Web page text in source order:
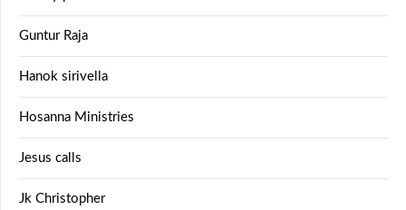
Guntur Raja
Hanok sirivella
Hosanna Ministries
Jesus calls
Jk Christopher